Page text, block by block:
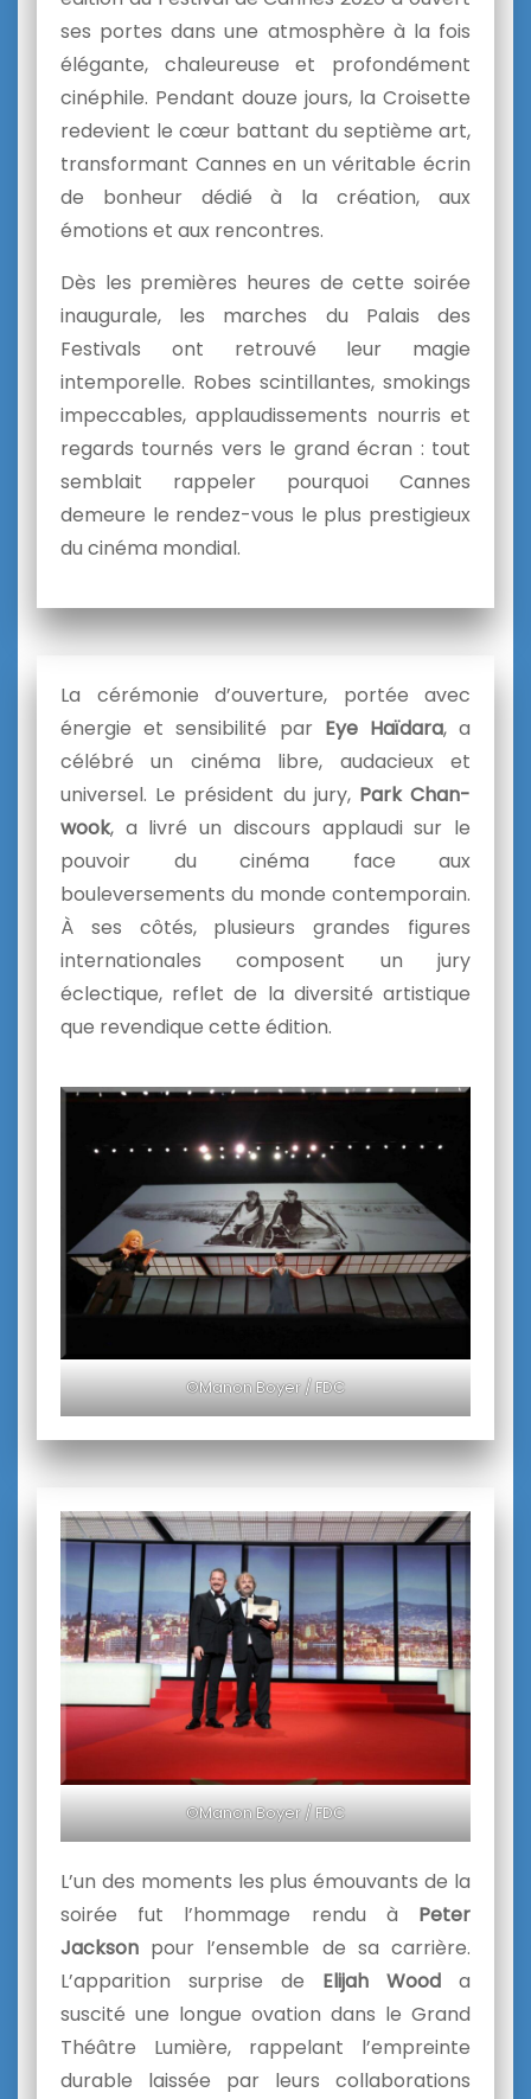
ses portes dans une atmosphère à la fois
élégante, chaleureuse et profondément
cinéphile. Pendant douze jours, la Croisette
redevient le cœur battant du septième art,
transformant Cannes en un véritable écrin
de bonheur dédié à la création, aux
émotions et aux rencontres.
Dès les premières heures de cette soirée
inaugurale, les marches du Palais des
Festivals ont retrouvé leur magie
intemporelle. Robes scintillantes, smokings
impeccables, applaudissements nourris et
regards tournés vers le grand écran : tout
semblait rappeler pourquoi Cannes
demeure le rendez-vous le plus prestigieux
du cinéma mondial.
La cérémonie d’ouverture, portée avec
énergie et sensibilité par Eye Haïdara, a
célébré un cinéma libre, audacieux et
universel. Le président du jury, Park Chan-
wook, a livré un discours applaudi sur le
pouvoir du cinéma face aux
bouleversements du monde contemporain.
À ses côtés, plusieurs grandes figures
internationales composent un jury
éclectique, reflet de la diversité artistique
que revendique cette édition.
©Manon Boyer / FDC
©Manon Boyer / FDC
L’un des moments les plus émouvants de la
soirée fut l’hommage rendu à Peter
Jackson pour l’ensemble de sa carrière.
L’apparition surprise de Elijah Wood a
suscité une longue ovation dans le Grand
Théâtre Lumière, rappelant l’empreinte
durable laissée par leurs collaborations